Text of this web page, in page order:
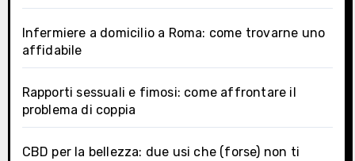
Infermiere a domicilio a Roma: come trovarne uno
affidabile
Rapporti sessuali e fimosi: come affrontare il
problema di coppia
CBD per la bellezza: due usi che (forse) non ti